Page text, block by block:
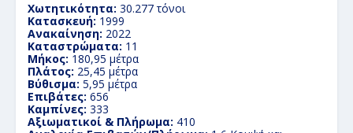
Χωτητικότητα: 30.277 τόνοι
Κατασκευή: 1999
Ανακαίνηση: 2022
Καταστρώματα: 11
Μήκος: 180,95 μέτρα
Πλάτος: 25,45 μέτρα
Βύθισμα: 5,95 μέτρα
Επιβάτες: 656
Καμπίνες: 333
Αξιωματικοί & Πλήρωμα: 410